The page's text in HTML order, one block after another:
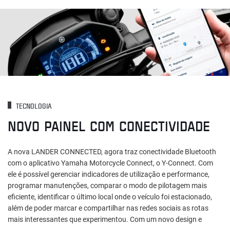
TECNOLOGIA
NOVO PAINEL COM CONECTIVIDADE
A nova LANDER CONNECTED, agora traz conectividade Bluetooth
com o aplicativo Yamaha Motorcycle Connect, o Y-Connect. Com
ele é possível gerenciar indicadores de utilização e performance,
programar manutenções, comparar o modo de pilotagem mais
eficiente, identificar o último local onde o veículo foi estacionado,
além de poder marcar e compartilhar nas redes sociais as rotas
mais interessantes que experimentou. Com um novo design e